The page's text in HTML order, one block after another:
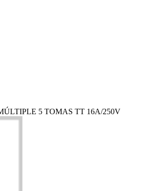
5 TOMAS TT 16A/250V